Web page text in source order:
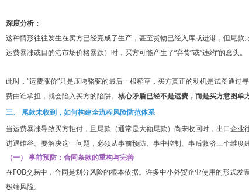
深度分析：
这种情形往往发生在卖方已经完成了生产，甚至货物已经入库或进港，但尾
运费暴涨或目的港市场价格暴跌）时，买方可能产生了“弃货”或“违约”的念头。
此时，“运费涨价”只是压垮骆驼的最后一根稻草，买方真正的动机是试图通
费由谁承担，就会陷入买方的陷阱。 核心矛盾已经不是运费，而是买方意图单
三、 尾款未收到，如何构建全流程风险防范体系
当运费暴涨导致买方拒付，且尾款（通常是大额尾款）尚未收回时，出口企业
进退维谷。要解决这一问题，必须从事前预防、事中控制、事后救济三个维度
（一） 事前预防：合同条款的重构与完善
在FOB交易中，合同是划分风险的根本依据。许多中小外贸企业使用的形式
极端风险。